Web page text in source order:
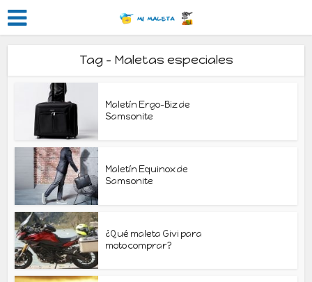
Tag - Maletas especiales
Maletín Ergo-Biz de
Samsonite
Maletín Equinox de
Samsonite
¿Qué maleta Givi para
moto comprar?